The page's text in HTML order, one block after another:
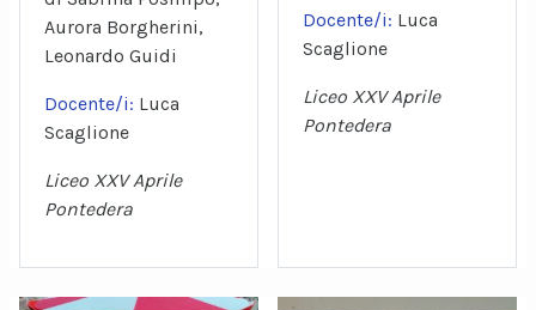
Aurora Borgherini,
Leonardo Guidi
Docente/i: Luca
Scaglione
Liceo XXV Aprile
Pontedera
Docente/i: Luca
Scaglione
Liceo XXV Aprile
Pontedera